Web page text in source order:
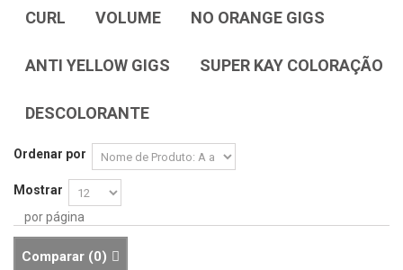
CURL VOLUME NO ORANGE GIGS
ANTI YELLOW GIGS SUPER KAY COLORAÇÃO
DESCOLORANTE
Ordenar por
Mostrar
por página
Comparar (0)